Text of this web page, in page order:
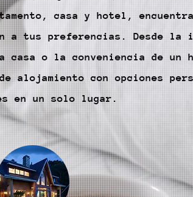
casa y hotel,
a tus preferencias. Desde la
casa o la conveniencia de un
alojamiento con opciones
en un solo lugar.